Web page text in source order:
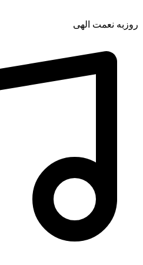
روزبه نعمت الهی